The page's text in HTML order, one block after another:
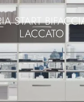
START
LACCATO